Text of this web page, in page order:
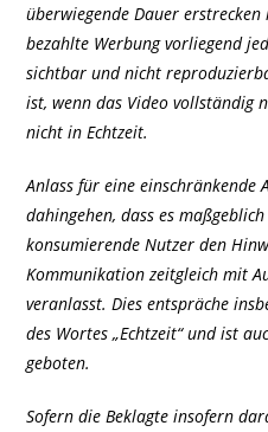
überwiegende Dauer
bezahlte Werbung vorliegend
sichtbar und nicht
ist, wenn das Video vollständig
nicht in Echtzeit.
Anlass für eine einschränkende
dahingehen, dass es
konsumierende Nutzer den
Kommunikation zeitgleich mit
veranlasst. Dies entspräche
des Wortes „Echtzeit“ und ist
geboten.
Sofern die Beklagte insofern